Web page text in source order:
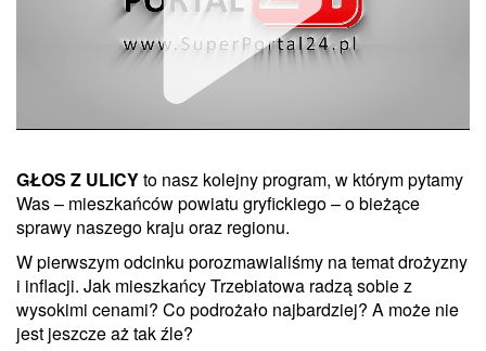
Unmute
GŁOS Z ULICYto nasz kolejny program, w którym pytamy
Was – mieszkańców powiatu gryfickiego – o bieżące
sprawy naszego kraju oraz regionu.
W pierwszym odcinku porozmawialiśmy na temat drożyzny
i inflacji. Jak mieszkańcy Trzebiatowa radzą sobie z
wysokimi cenami? Co podrożało najbardziej? A może nie
jest jeszcze aż tak źle?